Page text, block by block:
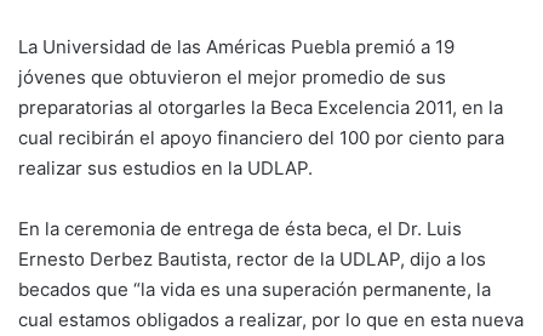
La Universidad de las Américas Puebla premió a 19
jóvenes que obtuvieron el mejor promedio de sus
preparatorias al otorgarles la Beca Excelencia 2011, en la
cual recibirán el apoyo financiero del 100 por ciento para
realizar sus estudios en la UDLAP.
En la ceremonia de entrega de ésta beca, el Dr. Luis
Ernesto Derbez Bautista, rector de la UDLAP, dijo a los
becados que “la vida es una superación permanente, la
cual estamos obligados a realizar, por lo que en esta nueva